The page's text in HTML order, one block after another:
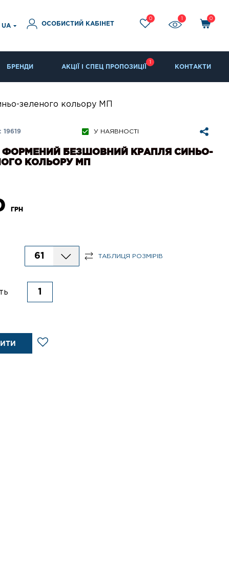
UA ОСОБИСТИЙ КАБІНЕТ
0 0
БРЕНДИ АКЦІЇ І СПЕЦ ПРОПОЗИЦІЇ КОНТАКТИ
зеленого кольору МП
У НАЯВНОСТІ
ФОРМЕНИЙ БЕЗШОВНИЙ КРАПЛЯ СИНЬО-
КОЛЬОРУ МП
ГРН
61 ТАБЛИЦЯ РОЗМІРІВ